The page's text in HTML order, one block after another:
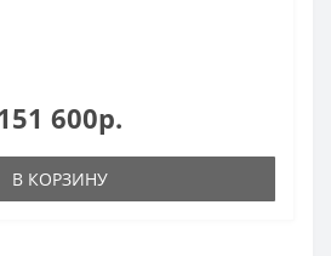
600р.
В КОРЗИНУ